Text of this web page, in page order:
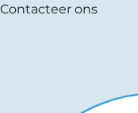
Contacteer ons